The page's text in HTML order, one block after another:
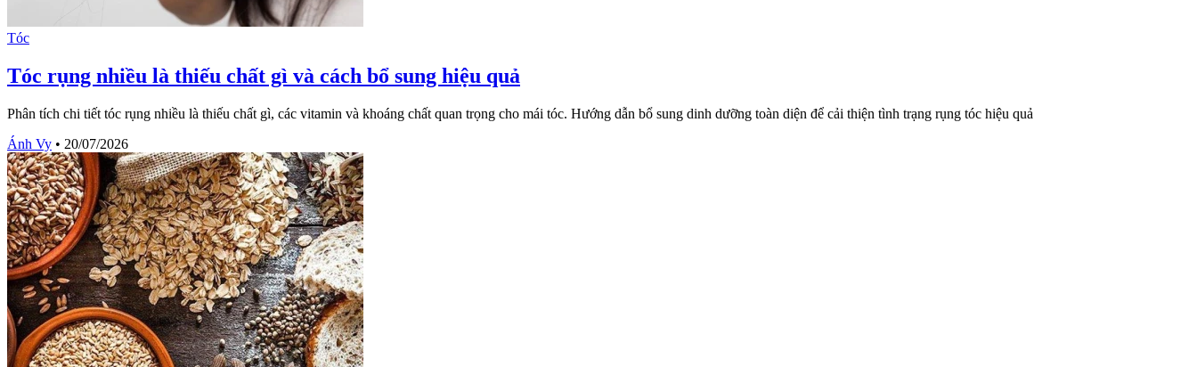
Tóc
Tóc rụng nhiều là thiếu chất gì và cách bổ sung hiệu quả
Phân tích chi tiết tóc rụng nhiều là thiếu chất gì, các vitamin và khoáng chất quan trọng cho mái tóc. Hướng dẫn bổ sung dinh dưỡng toàn diện để cải thiện tình trạng rụng tóc hiệu quả
Ánh Vy • 20/07/2026